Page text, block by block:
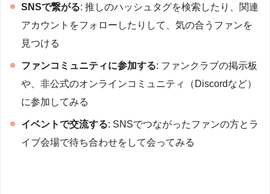
SNSで繋がる: 推しのハッシュタグを検索したり、関連
アカウントをフォローしたりして、気の合うファンを
見つける
ファンコミュニティに参加する: ファンクラブの掲示板
や、非公式のオンラインコミュニティ（Discordなど）
に参加してみる
イベントで交流する: SNSでつながったファンの方とラ
イブ会場で待ち合わせをして会ってみる